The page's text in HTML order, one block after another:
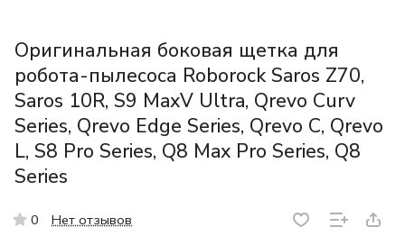
Оригинальная боковая щетка для
робота-пылесоса Roborock Saros Z70,
Saros 10R, S9 MaxV Ultra, Qrevo Curv
Series, Qrevo Edge Series, Qrevo C, Qrevo
L, S8 Pro Series, Q8 Max Pro Series, Q8
Series
0 Нет отзывов